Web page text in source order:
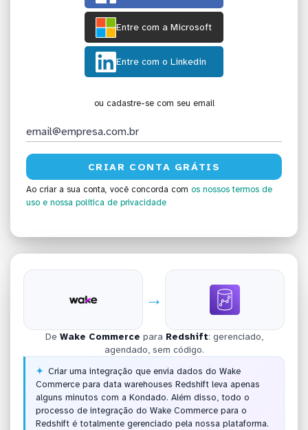
Entre com a Microsoft
Entre com o Linkedin
ou cadastre-se com seu email
Ao criar a sua conta, você concorda com os nossos termos de
uso e nossa política de privacidade
→
De Wake Commerce para Redshift: gerenciado,
agendado, sem código.
Criar uma integração que envia dados do Wake
Commerce para data warehouses Redshift leva apenas
alguns minutos com a Kondado. Além disso, todo o
processo de integração do Wake Commerce para o
Redshift é totalmente gerenciado pela nossa plataforma.